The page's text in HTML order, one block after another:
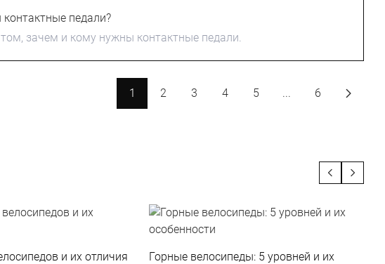
педали?
зачем и кому нужны контактные педали.
1 2 3 4 5 ... 6
и их отличия
Горные велосипеды: 5 уровней и их